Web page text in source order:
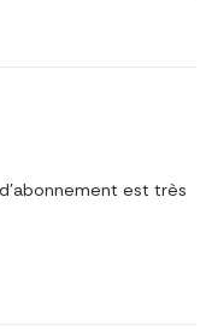
est très